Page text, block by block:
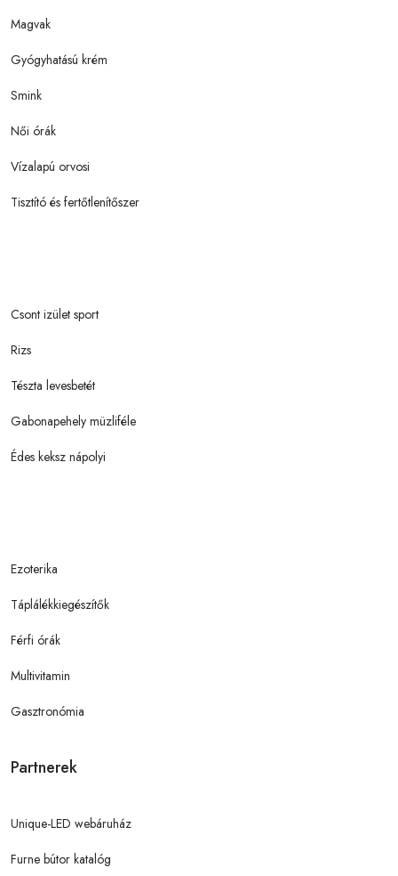
Magvak
Gyógyhatású krém
Smink
Női órák
Vízalapú orvosi
Tisztító és fertőtlenítőszer
Csont izület sport
Rizs
Tészta levesbetét
Gabonapehely müzliféle
Édes keksz nápolyi
Ezoterika
Táplálékkiegészítők
Férfi órák
Multivitamin
Gasztronómia
Partnerek
Unique-LED webáruház
Furne bútor katalóg